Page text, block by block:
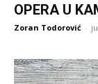
OPERA U
Zoran Todorović -